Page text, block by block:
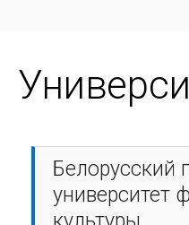
Белорусский
университет